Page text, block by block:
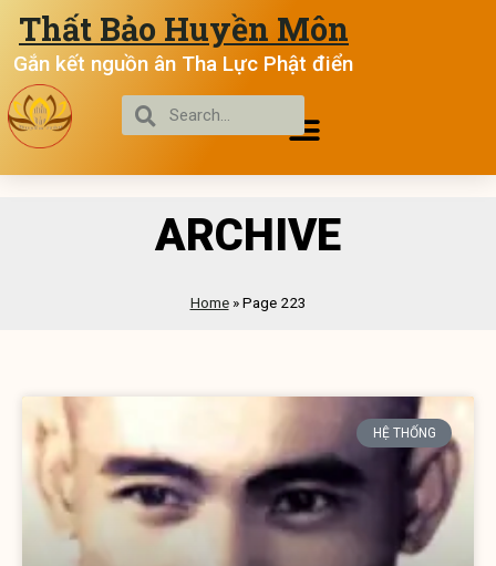
Thất Bảo Huyền Môn
Gắn kết nguồn ân Tha Lực Phật điển
ARCHIVE
Home»Page 223
HỆ THỐNG